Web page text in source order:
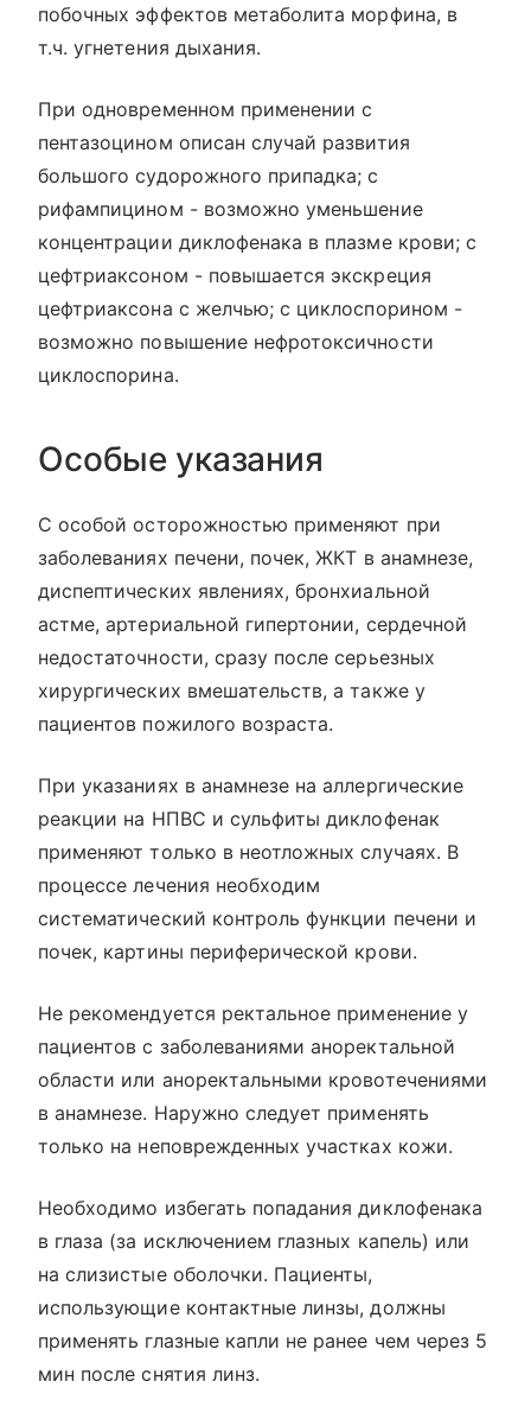
побочных эффектов метаболита морфина, в
т.ч. угнетения дыхания.
При одновременном применении с
пентазоцином описан случай развития
большого судорожного припадка; с
рифампицином - возможно уменьшение
концентрации диклофенака в плазме крови; с
цефтриаксоном - повышается экскреция
цефтриаксона с желчью; с циклоспорином -
возможно повышение нефротоксичности
циклоспорина.
Особые указания
С особой осторожностью применяют при
заболеваниях печени, почек, ЖКТ в анамнезе,
диспептических явлениях, бронхиальной
астме, артериальной гипертонии, сердечной
недостаточности, сразу после серьезных
хирургических вмешательств, а также у
пациентов пожилого возраста.
При указаниях в анамнезе на аллергические
реакции на НПВС и сульфиты диклофенак
применяют только в неотложных случаях. В
процессе лечения необходим
систематический контроль функции печени и
почек, картины периферической крови.
Не рекомендуется ректальное применение у
пациентов с заболеваниями аноректальной
области или аноректальными кровотечениями
в анамнезе. Наружно следует применять
только на неповрежденных участках кожи.
Необходимо избегать попадания диклофенака
в глаза (за исключением глазных капель) или
на слизистые оболочки. Пациенты,
использующие контактные линзы, должны
применять глазные капли не ранее чем через 5
мин после снятия линз.